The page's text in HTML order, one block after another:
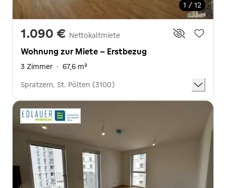
1 / 12
1.090 € Nettokaltmiete
Wohnung zur Miete - Erstbezug
3 Zimmer · 67,6 m²
Spratzern, St. Pölten (3100)